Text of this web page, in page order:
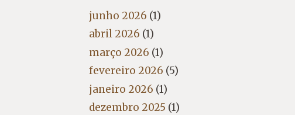
junho 2026 (1)
abril 2026 (1)
março 2026 (1)
fevereiro 2026 (5)
janeiro 2026 (1)
dezembro 2025 (1)